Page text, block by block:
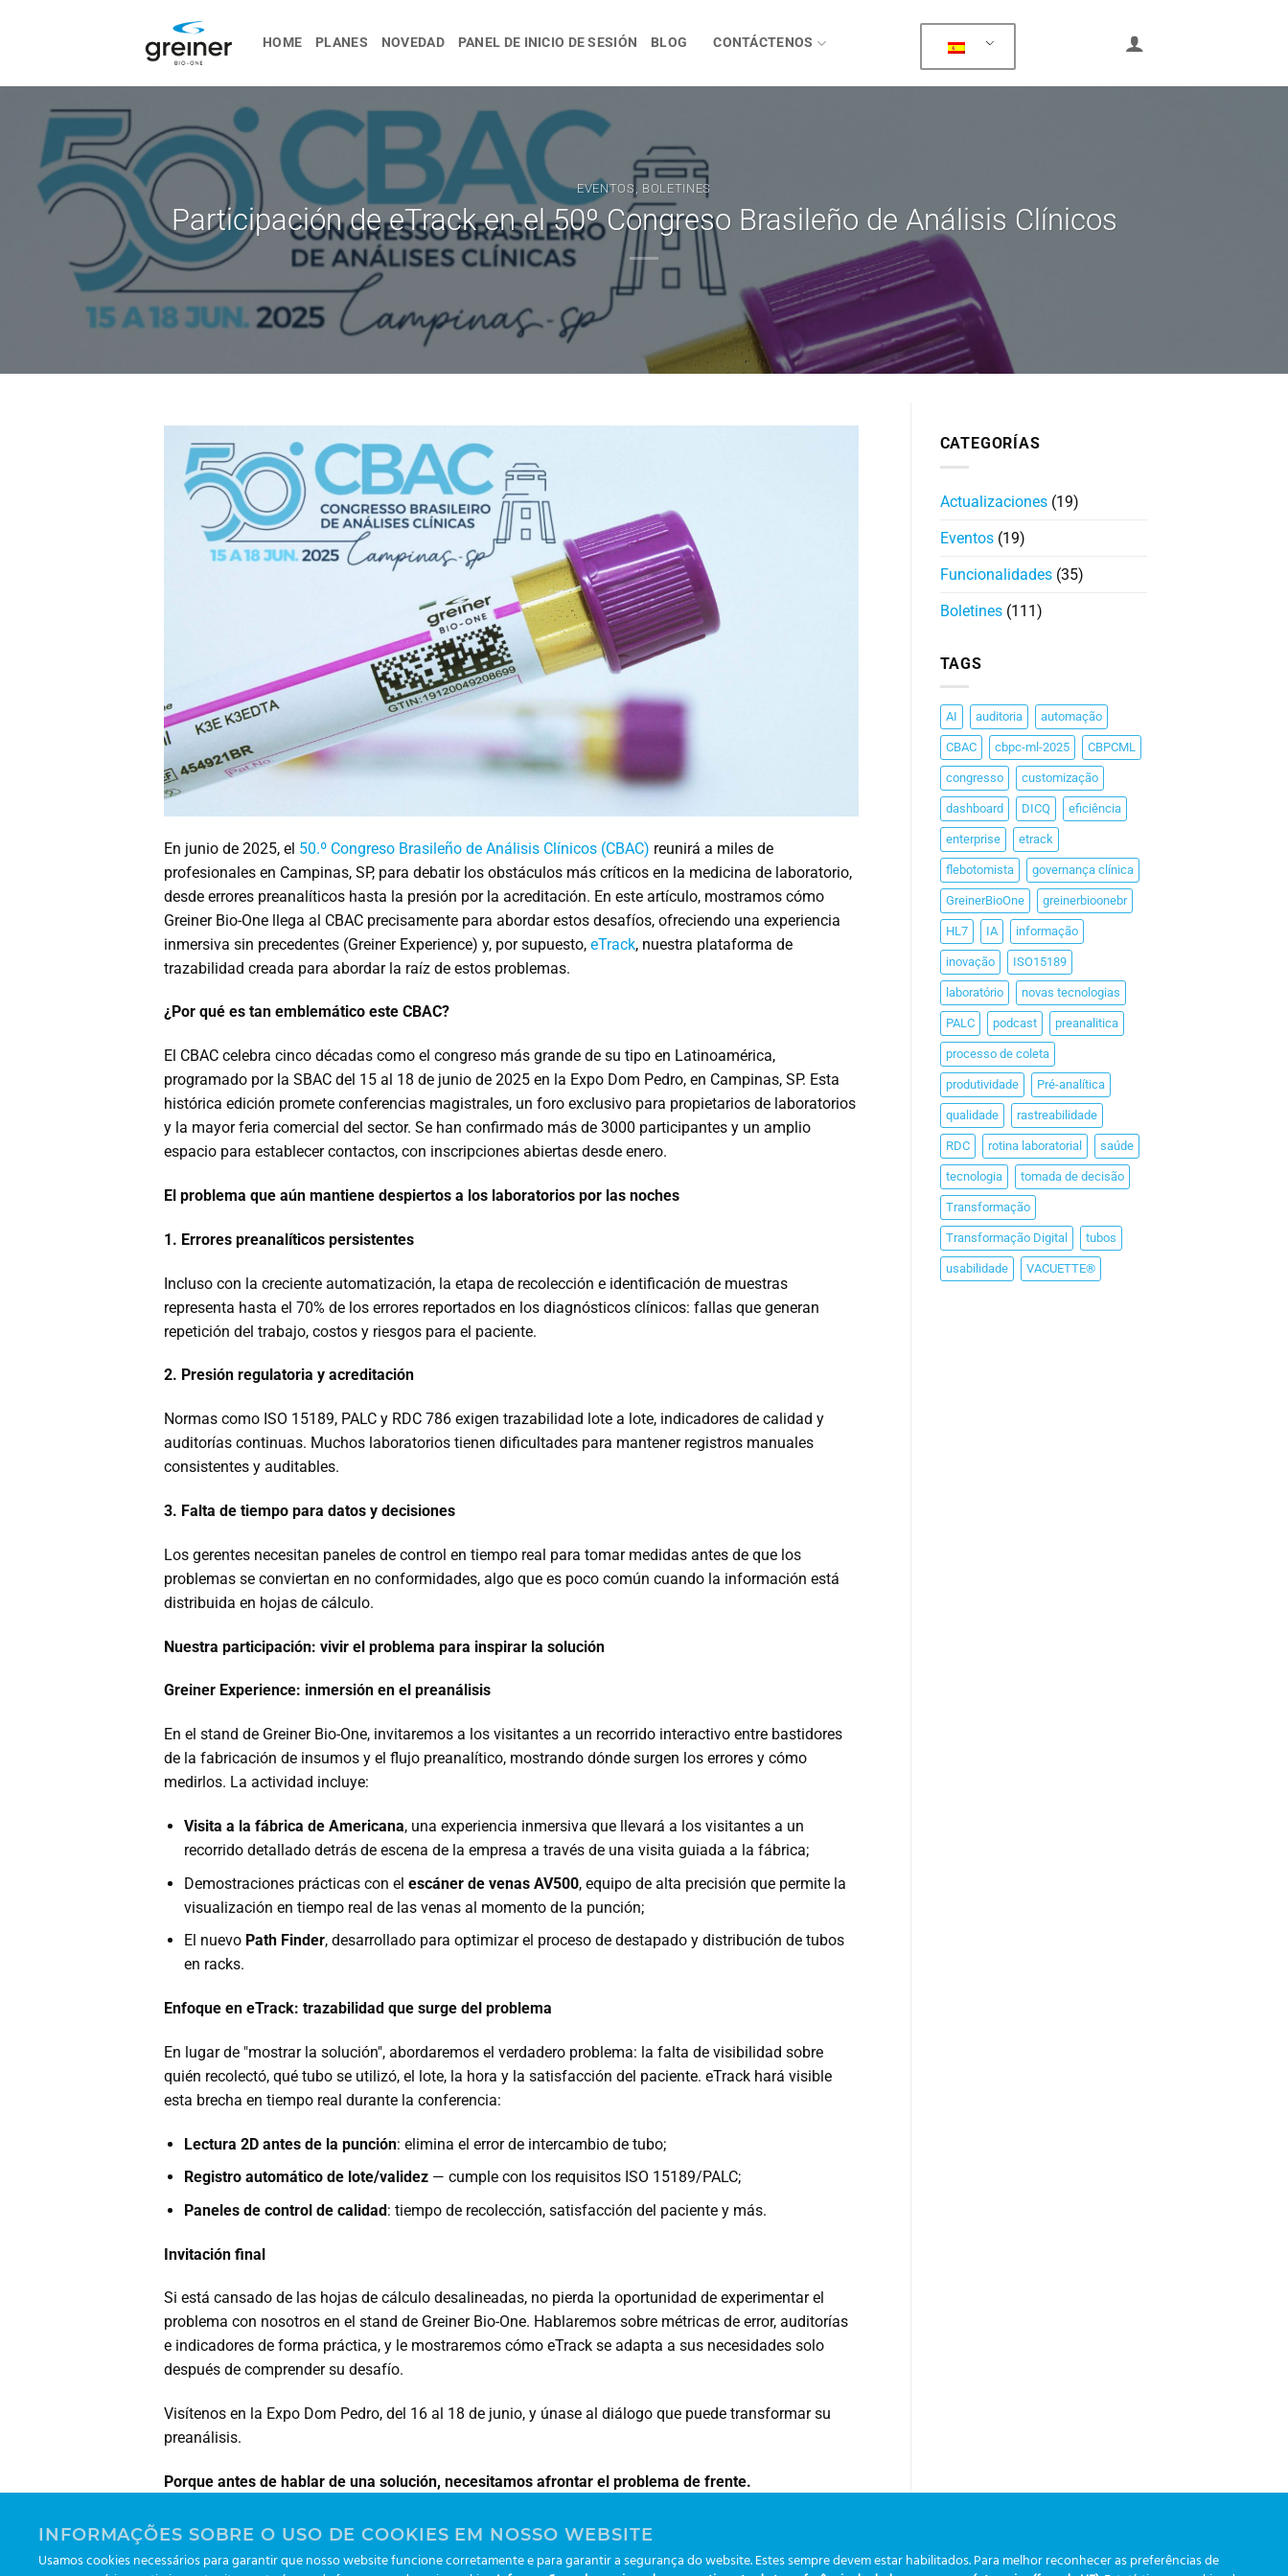
HOME PLANES NOVEDAD PANEL DE INICIO DE SESIÓN BLOG CONTÁCTENOS
EVENTOS , BOLETINES
Participación de eTrack en el 50º Congreso Brasileño de Análisis Clínicos
En junio de 2025, el 50.º Congreso Brasileño de Análisis Clínicos (CBAC) reunirá a miles de
profesionales en Campinas, SP, para debatir los obstáculos más críticos en la medicina de laboratorio,
desde errores preanalíticos hasta la presión por la acreditación. En este artículo, mostramos cómo
Greiner Bio-One llega al CBAC precisamente para abordar estos desafíos, ofreciendo una experiencia
inmersiva sin precedentes (Greiner Experience) y, por supuesto, eTrack, nuestra plataforma de
trazabilidad creada para abordar la raíz de estos problemas.
¿Por qué es tan emblemático este CBAC?
El CBAC celebra cinco décadas como el congreso más grande de su tipo en Latinoamérica,
programado por la SBAC del 15 al 18 de junio de 2025 en la Expo Dom Pedro, en Campinas, SP. Esta
histórica edición promete conferencias magistrales, un foro exclusivo para propietarios de laboratorios
y la mayor feria comercial del sector. Se han confirmado más de 3000 participantes y un amplio
espacio para establecer contactos, con inscripciones abiertas desde enero.
El problema que aún mantiene despiertos a los laboratorios por las noches
1. Errores preanalíticos persistentes
Incluso con la creciente automatización, la etapa de recolección e identificación de muestras
representa hasta el 70% de los errores reportados en los diagnósticos clínicos: fallas que generan
repetición del trabajo, costos y riesgos para el paciente.
2. Presión regulatoria y acreditación
Normas como ISO 15189, PALC y RDC 786 exigen trazabilidad lote a lote, indicadores de calidad y
auditorías continuas. Muchos laboratorios tienen dificultades para mantener registros manuales
consistentes y auditables.
3. Falta de tiempo para datos y decisiones
Los gerentes necesitan paneles de control en tiempo real para tomar medidas antes de que los
problemas se conviertan en no conformidades, algo que es poco común cuando la información está
distribuida en hojas de cálculo.
Nuestra participación: vivir el problema para inspirar la solución
Greiner Experience: inmersión en el preanálisis
En el stand de Greiner Bio-One, invitaremos a los visitantes a un recorrido interactivo entre bastidores
de la fabricación de insumos y el flujo preanalítico, mostrando dónde surgen los errores y cómo
medirlos. La actividad incluye:
Visita a la fábrica de Americana, una experiencia inmersiva que llevará a los visitantes a un
recorrido detallado detrás de escena de la empresa a través de una visita guiada a la fábrica;
Demostraciones prácticas con el escáner de venas AV500, equipo de alta precisión que permite la
visualización en tiempo real de las venas al momento de la punción;
El nuevo Path Finder, desarrollado para optimizar el proceso de destapado y distribución de tubos
en racks.
Enfoque en eTrack: trazabilidad que surge del problema
En lugar de "mostrar la solución", abordaremos el verdadero problema: la falta de visibilidad sobre
quién recolectó, qué tubo se utilizó, el lote, la hora y la satisfacción del paciente. eTrack hará visible
esta brecha en tiempo real durante la conferencia:
Lectura 2D antes de la punción: elimina el error de intercambio de tubo;
Registro automático de lote/validez— cumple con los requisitos ISO 15189/PALC;
Paneles de control de calidad: tiempo de recolección, satisfacción del paciente y más.
Invitación final
Si está cansado de las hojas de cálculo desalineadas, no pierda la oportunidad de experimentar el
problema con nosotros en el stand de Greiner Bio-One. Hablaremos sobre métricas de error, auditorías
e indicadores de forma práctica, y le mostraremos cómo eTrack se adapta a sus necesidades solo
después de comprender su desafío.
Visítenos en la Expo Dom Pedro, del 16 al 18 de junio, y únase al diálogo que puede transformar su
preanálisis.
Porque antes de hablar de una solución, necesitamos afrontar el problema de frente.
Leonardo Lippel
CATEGORÍAS
Actualizaciones(19)
Eventos(19)
Funcionalidades(35)
Boletines(111)
TAGS
AI auditoria automação
CBAC cbpc-ml-2025 CBPCML
congresso customização
dashboard DICQ eficiência
enterprise etrack
flebotomista governança clínica
GreinerBioOne greinerbioonebr
HL7 IA informação
inovação ISO15189
laboratório novas tecnologias
PALC podcast preanalitica
processo de coleta
produtividade Pré-analítica
qualidade rastreabilidade
RDC rotina laboratorial saúde
tecnologia tomada de decisão
Transformação
Transformação Digital tubos
usabilidade VACUETTE®
INFORMAÇÕES SOBRE O USO DE COOKIES EM NOSSO WEBSITE
Usamos cookies necessários para garantir que nosso website funcione corretamente e para garantir a segurança do website. Estes sempre devem estar habilitados. Para melhor reconhecer as preferências de